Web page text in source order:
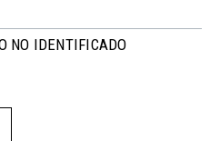
NO IDENTIFICADO